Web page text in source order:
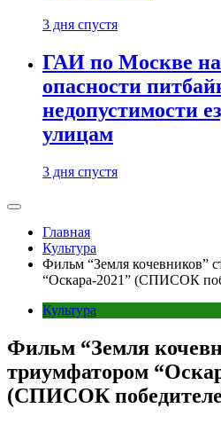
3 дня спустя
ГАИ по Москве
опасности
недопустимости
улицам
3 дня спустя
Главная
Культура
Фильм “Земля кочевников”
“Оскара-2021” (СПИСОК
Культура
Фильм “Земля
триумфатором
(СПИСОК